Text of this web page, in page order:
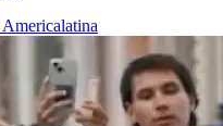
Americalatina